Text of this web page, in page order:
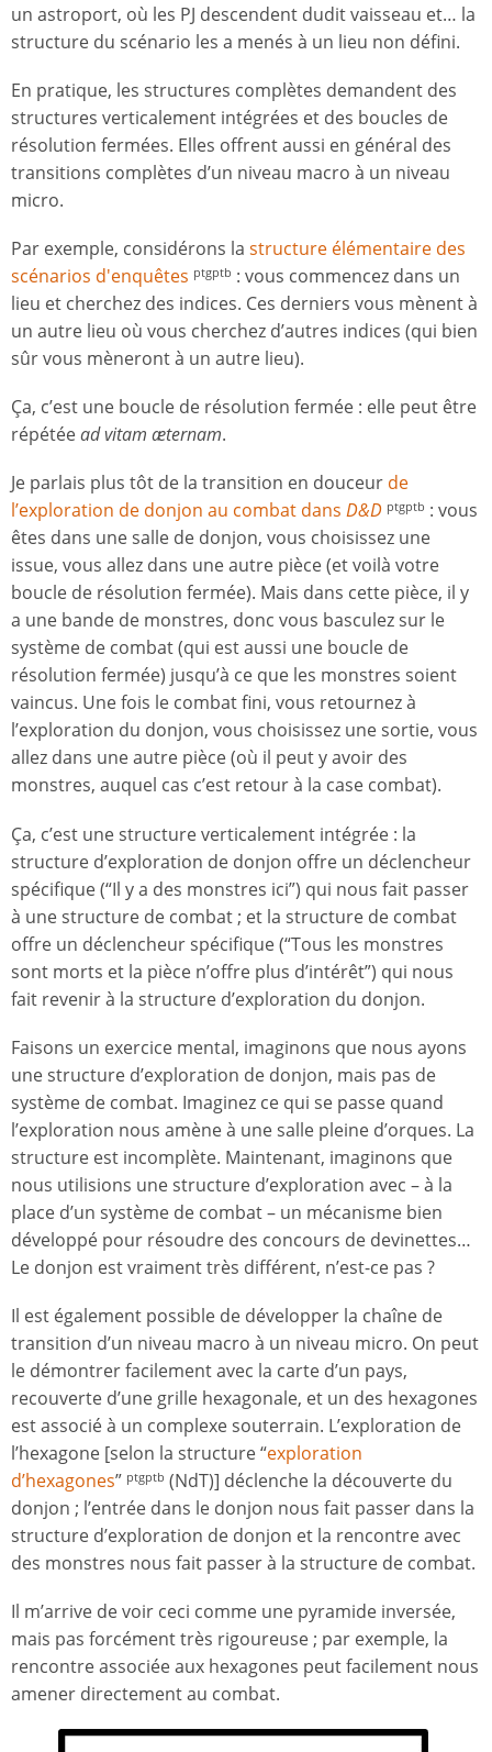
un astroport, où les PJ descendent dudit vaisseau et… la
structure du scénario les a menés à un lieu non défini.
En pratique, les structures complètes demandent des
structures verticalement intégrées et des boucles de
résolution fermées. Elles offrent aussi en général des
transitions complètes d’un niveau macro à un niveau
micro.
Par exemple, considérons la structure élémentaire des
scénarios d'enquêtes ptgptb : vous commencez dans un
lieu et cherchez des indices. Ces derniers vous mènent à
un autre lieu où vous cherchez d’autres indices (qui bien
sûr vous mèneront à un autre lieu).
Ça, c’est une boucle de résolution fermée : elle peut être
répétéead vitam æternam.
Je parlais plus tôt de la transition en douceur de
l’exploration de donjon au combat dans D&D ptgptb : vous
êtes dans une salle de donjon, vous choisissez une
issue, vous allez dans une autre pièce (et voilà votre
boucle de résolution fermée). Mais dans cette pièce, il y
a une bande de monstres, donc vous basculez sur le
système de combat (qui est aussi une boucle de
résolution fermée) jusqu’à ce que les monstres soient
vaincus. Une fois le combat fini, vous retournez à
l’exploration du donjon, vous choisissez une sortie, vous
allez dans une autre pièce (où il peut y avoir des
monstres, auquel cas c’est retour à la case combat).
Ça, c’est une structure verticalement intégrée : la
structure d’exploration de donjon offre un déclencheur
spécifique (“Il y a des monstres ici”) qui nous fait passer
à une structure de combat ; et la structure de combat
offre un déclencheur spécifique (“Tous les monstres
sont morts et la pièce n’offre plus d’intérêt”) qui nous
fait revenir à la structure d’exploration du donjon.
Faisons un exercice mental, imaginons que nous ayons
une structure d’exploration de donjon, mais pas de
système de combat. Imaginez ce qui se passe quand
l’exploration nous amène à une salle pleine d’orques. La
structure est incomplète. Maintenant, imaginons que
nous utilisions une structure d’exploration avec – à la
place d’un système de combat – un mécanisme bien
développé pour résoudre des concours de devinettes…
Le donjon est vraiment très différent, n’est-ce pas ?
Il est également possible de développer la chaîne de
transition d’un niveau macro à un niveau micro. On peut
le démontrer facilement avec la carte d’un pays,
recouverte d’une grille hexagonale, et un des hexagones
est associé à un complexe souterrain. L’exploration de
l’hexagone [selon la structure “exploration
d’hexagones” ptgptb (NdT)] déclenche la découverte du
donjon ; l’entrée dans le donjon nous fait passer dans la
structure d’exploration de donjon et la rencontre avec
des monstres nous fait passer à la structure de combat.
Il m’arrive de voir ceci comme une pyramide inversée,
mais pas forcément très rigoureuse ; par exemple, la
rencontre associée aux hexagones peut facilement nous
amener directement au combat.